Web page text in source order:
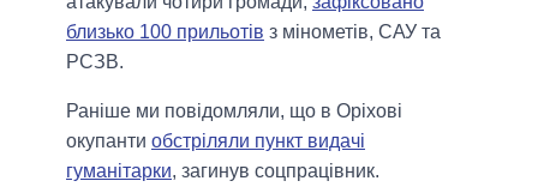
близько 100 прильотів з мінометів, САУ та
РСЗВ.
Раніше ми повідомляли, що в Оріхові
окупанти обстріляли пункт видачі
гуманітарки, загинув соцпрацівник.